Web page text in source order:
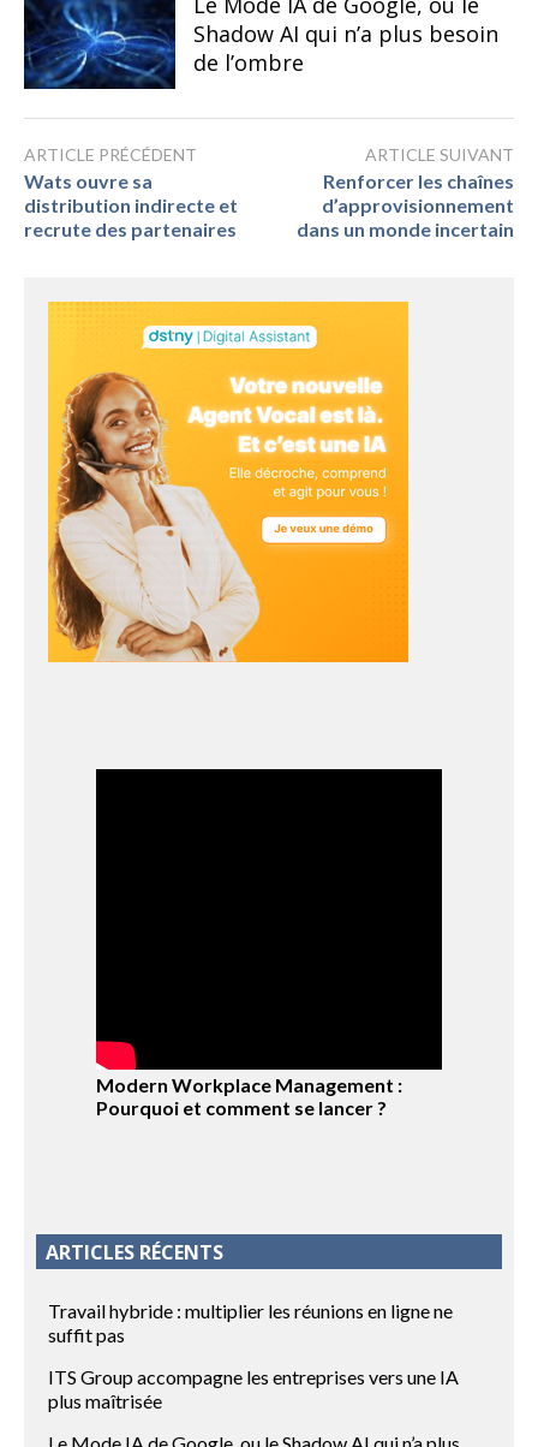
Shadow AI qui n’a plus besoin
de l’ombre
ARTICLE PRÉCÉDENT
Wats ouvre sa
distribution indirecte et
recrute des partenaires
ARTICLE SUIVANT
Renforcer les chaînes
d’approvisionnement
dans un monde incertain
Modern Workplace Management :
Pourquoi et comment se lancer ?
ARTICLES RÉCENTS
Travail hybride : multiplier les réunions en ligne ne
suffit pas
ITS Group accompagne les entreprises vers une IA
plus maîtrisée